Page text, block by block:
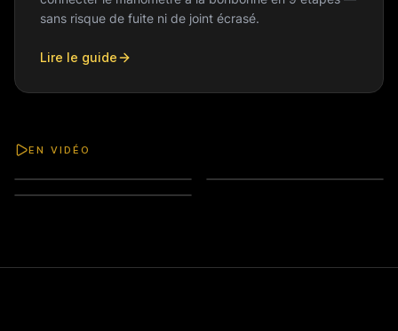
sans risque de fuite ni de joint écrasé.
Lire le guide
EN VIDÉO
Installation